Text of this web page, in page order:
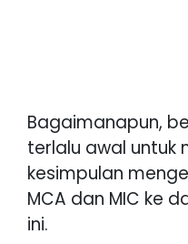
Bagaimanapun,
terlalu awal
kesimpulan
MCA dan MIC ke
ini.